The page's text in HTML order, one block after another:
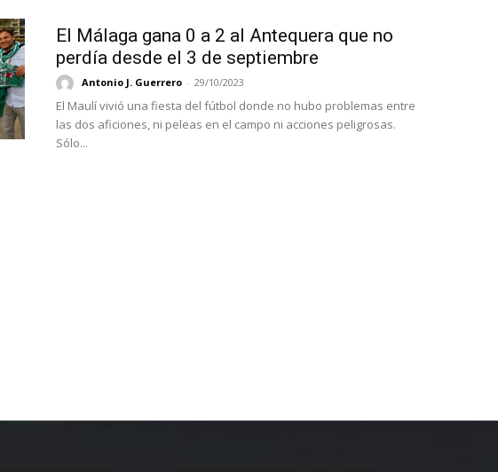
El Málaga gana 0 a 2 al Antequera que no
perdía desde el 3 de septiembre
Antonio J. Guerrero - 29/10/2023
El Maulí vivió una fiesta del fútbol donde no hubo problemas entre
las dos aficiones, ni peleas en el campo ni acciones peligrosas.
Sólo...